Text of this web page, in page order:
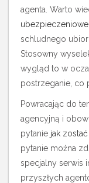
agenta. Warto
schludnego
Stosowny
wygląd to w
postrzeganie, co
Powracając do
agencyjną i
pytanie jak
pytanie można
specjalny serwis
przyszłych